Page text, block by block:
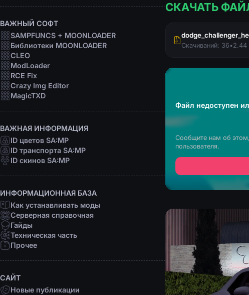
Звуки
Анимации
Шрифты
Прицелы
Радары
Программы
ВАЖНЫЙ СОФТ
SAMPFUNCS + MOONLOADER
Библиотеки MOONLOADER
CLEO
ModLoader
RCE Fix
Crazy Img Editor
MagicTXD
ВАЖНАЯ ИНФОРМАЦИЯ
ID цветов SA:MP
ID транспорта SA:MP
ID скинов SA:MP
ИНФОРМАЦИОННАЯ БАЗА
Как устанавливать моды
Серверная справочная
Гайды
Техническая часть
Прочее
САЙТ
Новые публикации
СКАЧАТЬ
Скачиваний: 36•2.44
Файл недоступен
Сообщите нам об
пользователя.